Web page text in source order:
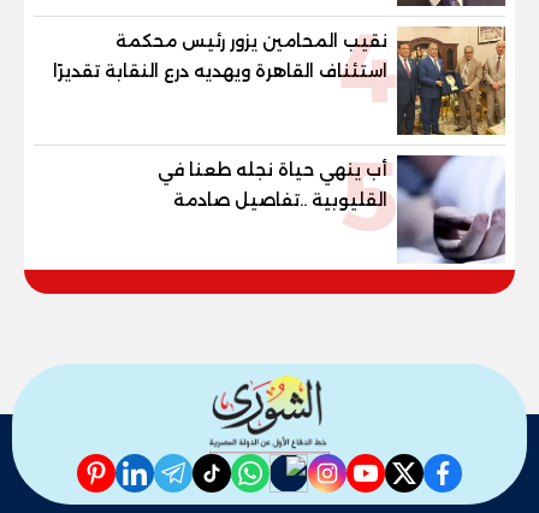
4
نقيب المحامين يزور رئيس محكمة
استئناف القاهرة ويهديه درع النقابة تقديرًا
لدوره في دعم العدالة
5
أب ينهي حياة نجله طعنا في
القليوبية ..تفاصيل صادمة
facebook
twitter
youtube
instagram
nabd
whatsapp
tiktok
telegram
linkedin
pinterest